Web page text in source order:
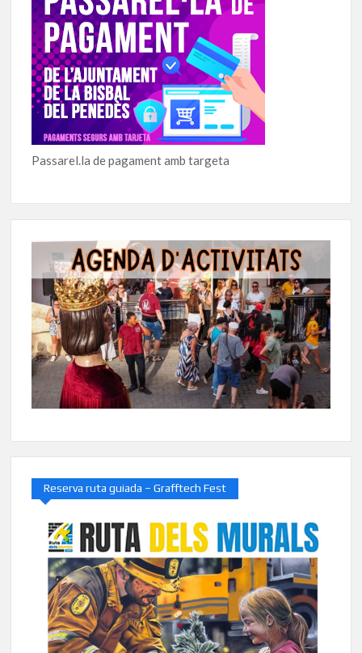
Passarel.la de pagament amb targeta
Reserva ruta guiada – Grafftech Fest